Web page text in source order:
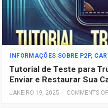
INFORMAÇÕES SOBRE P2P,
Tutorial de Teste para
Enviar e Restaurar Sua
JANEIRO 19, 2025 · COMMENTS